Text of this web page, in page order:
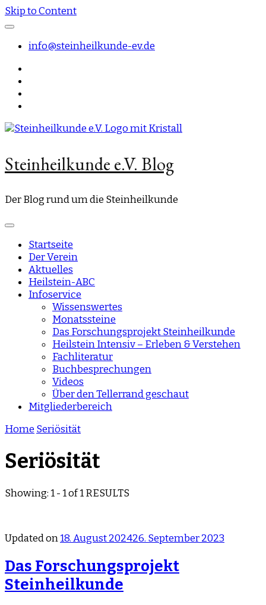
Skip to Content
info@steinheilkunde-ev.de
Steinheilkunde e.V. Blog
Der Blog rund um die Steinheilkunde
Startseite
Der Verein
Aktuelles
Heilstein-ABC
Infoservice
Wissenswertes
Monatssteine
Das Forschungsprojekt Steinheilkunde
Heilstein Intensiv – Erleben & Verstehen
Fachliteratur
Buchbesprechungen
Videos
Über den Tellerrand geschaut
Mitgliederbereich
Home Seriösität
Seriösität
Showing: 1 - 1 of 1 RESULTS
Updated on18. August 202426. September 2023
Das Forschungsprojekt
Steinheilkunde